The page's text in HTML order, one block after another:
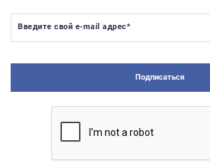
Введите свой e-mail адрес*
Подписаться